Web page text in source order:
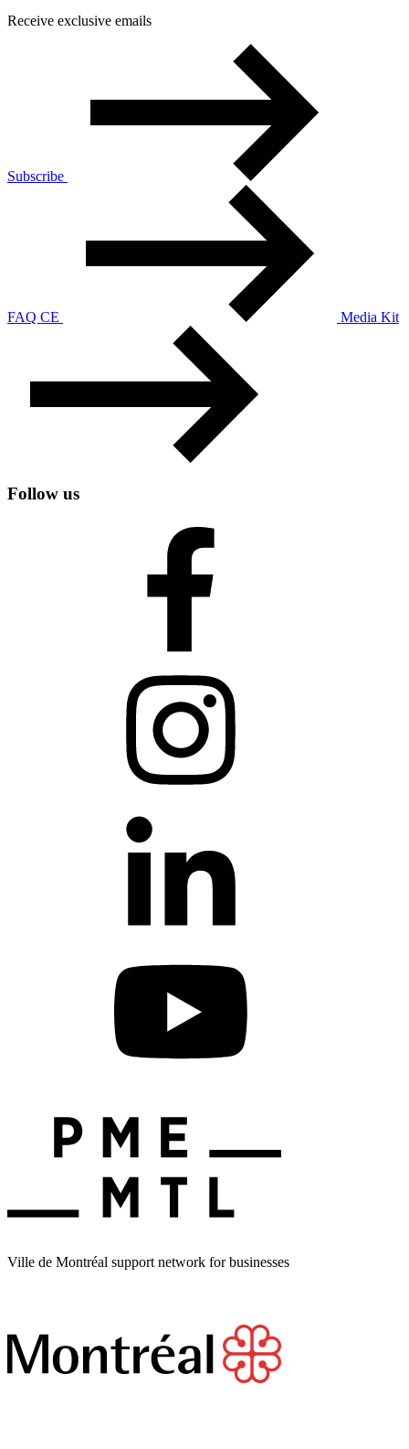
Receive exclusive emails
Subscribe
FAQ CE Media Kit
Follow us
Ville de Montréal support network for businesses